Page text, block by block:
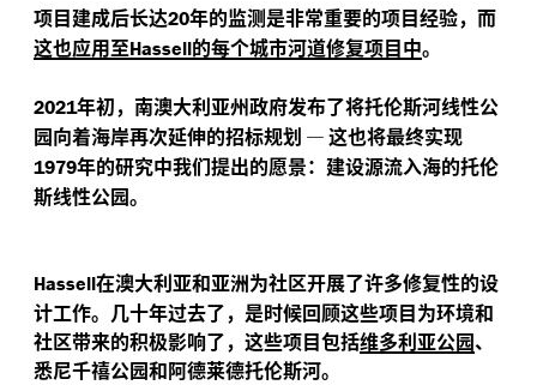
项目建成后长达20年的监测是非常重要的项目经验，而
这也应用至Hassell的每个城市河道修复项目中。
2021年初，南澳大利亚州政府发布了将托伦斯河线性公
园向着海岸再次延伸的招标规划 —这也将最终实现
1979年的研究中我们提出的愿景：建设源流入海的托伦
斯线性公园。
Hassell在澳大利亚和亚洲为社区开展了许多修复性的设
计工作。几十年过去了，是时候回顾这些项目为环境和
社区带来的积极影响了，这些项目包括维多利亚公园、
悉尼千禧公园和阿德莱德托伦斯河。